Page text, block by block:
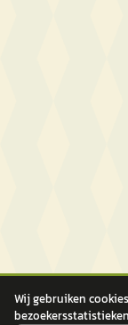
Wij gebruiken